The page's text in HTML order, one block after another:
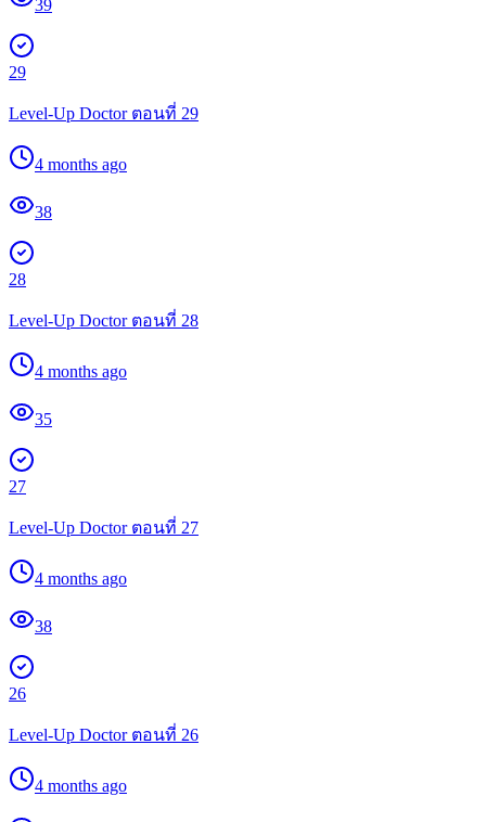
39
29
Level-Up Doctor ตอนที่ 29
4 months ago
38
28
Level-Up Doctor ตอนที่ 28
4 months ago
35
27
Level-Up Doctor ตอนที่ 27
4 months ago
38
26
Level-Up Doctor ตอนที่ 26
4 months ago